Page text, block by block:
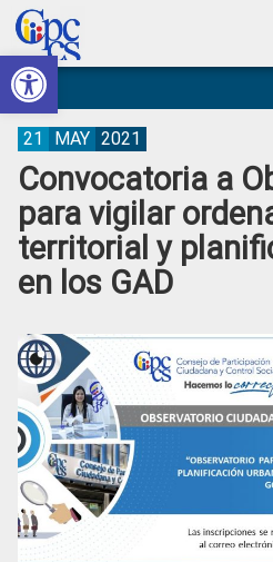
Abrir barra de herramientas
Skip
to
primary
navigation
Skip
to
main
content
Skip
to
primary
sidebar
Skip
to
footer
Consejo
de
Participación
Ciudadana
Control
Social
Construyendo
Poder
Ciudadano
Convocatoria a
para vigilar
territorial y
en los GAD
21 MAY 2021